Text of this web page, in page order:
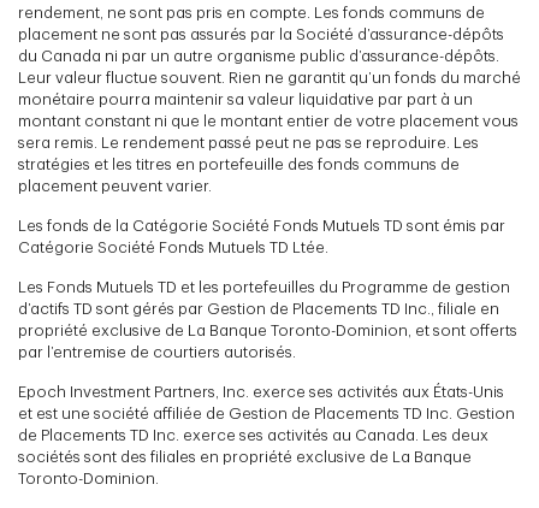
rendement, ne sont pas pris en compte. Les fonds communs de
placement ne sont pas assurés par la Société d’assurance-dépôts
du Canada ni par un autre organisme public d’assurance-dépôts.
Leur valeur fluctue souvent. Rien ne garantit qu’un fonds du marché
monétaire pourra maintenir sa valeur liquidative par part à un
montant constant ni que le montant entier de votre placement vous
sera remis. Le rendement passé peut ne pas se reproduire. Les
stratégies et les titres en portefeuille des fonds communs de
placement peuvent varier.
Les fonds de la Catégorie Société Fonds Mutuels TD sont émis par
Catégorie Société Fonds Mutuels TD Ltée.
Les Fonds Mutuels TD et les portefeuilles du Programme de gestion
d’actifs TD sont gérés par Gestion de Placements TD Inc., filiale en
propriété exclusive de La Banque Toronto-Dominion, et sont offerts
par l’entremise de courtiers autorisés.
Epoch Investment Partners, Inc. exerce ses activités aux États-Unis
et est une société affiliée de Gestion de Placements TD Inc. Gestion
de Placements TD Inc. exerce ses activités au Canada. Les deux
sociétés sont des filiales en propriété exclusive de La Banque
Toronto-Dominion.